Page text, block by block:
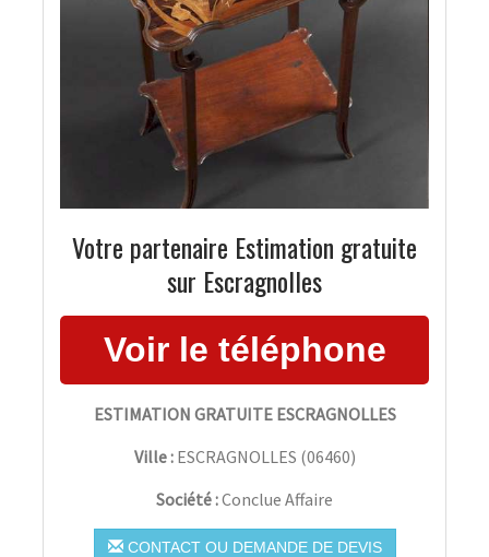
Votre partenaire Estimation gratuite
sur Escragnolles
ESTIMATION GRATUITE ESCRAGNOLLES
Ville : ESCRAGNOLLES (06460)
Société :Conclue Affaire
CONTACT OU DEMANDE DE DEVIS